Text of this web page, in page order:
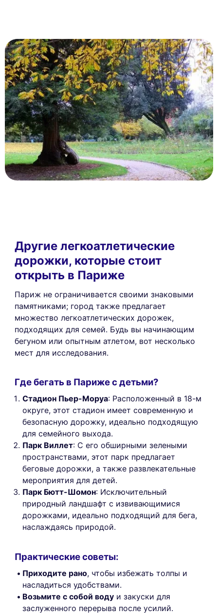
Другие легкоатлетические
дорожки, которые стоит
открыть в Париже
Париж не ограничивается своими знаковыми
памятниками; город также предлагает
множество легкоатлетических дорожек,
подходящих для семей. Будь вы начинающим
бегуном или опытным атлетом, вот несколько
мест для исследования.
Где бегать в Париже с детьми?
Стадион Пьер-Моруа: Расположенный в 18-м
округе, этот стадион имеет современную и
безопасную дорожку, идеально подходящую
для семейного выхода.
Парк Виллет: С его обширными зелеными
пространствами, этот парк предлагает
беговые дорожки, а также развлекательные
мероприятия для детей.
Парк Бютт-Шомон: Исключительный
природный ландшафт с извивающимися
дорожками, идеально подходящий для бега,
наслаждаясь природой.
Практические советы:
Приходите рано, чтобы избежать толпы и
насладиться удобствами.
Возьмите с собой воду и закуски для
заслуженного перерыва после усилий.